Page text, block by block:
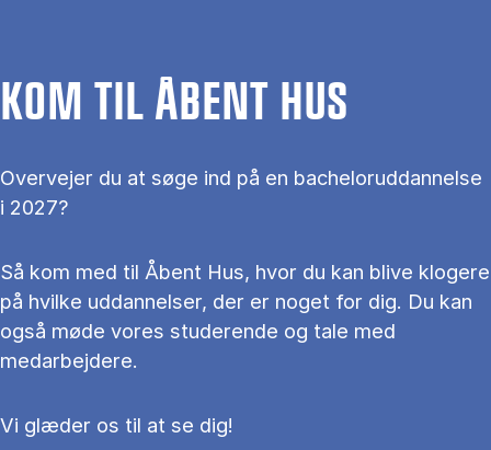
KOM TIL ÅBENT HUS
Overvejer du at søge ind på en bacheloruddannelse
i 2027?
Så kom med til Åbent Hus, hvor du kan blive klogere
på hvilke uddannelser, der er noget for dig. Du kan
også møde vores studerende og tale med
medarbejdere.
Vi glæder os til at se dig!